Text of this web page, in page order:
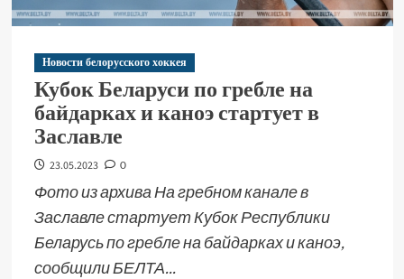
Новости белорусского хоккея
Кубок Беларуси по гребле на
байдарках и каноэ стартует в
Заславле
23.05.2023 0
Фото из архива На гребном канале в
Заславле стартует Кубок Республики
Беларусь по гребле на байдарках и каноэ,
сообщили БЕЛТА...